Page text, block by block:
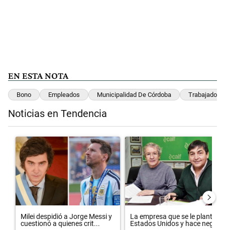
EN ESTA NOTA
Bono Empleados Municipalidad De Córdoba
Noticias en Tendencia
Un artículo de tendencia con el título "Milei despidió a Jorge Messi
Milei despidió a Jorge Messi y
cuestionó a quienes crit...
Un artículo de tendencia con el
La empresa que se le plantó a
Estados Unidos y hace neg...